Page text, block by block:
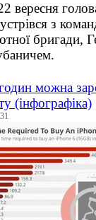
вересня
з
бригади,
годин можна
(інфографіка)